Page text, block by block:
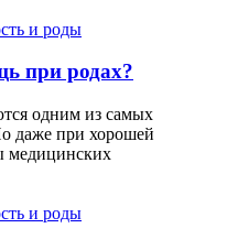
и роды
при родах?
одним из самых
даже при хорошей
медицинских
и роды